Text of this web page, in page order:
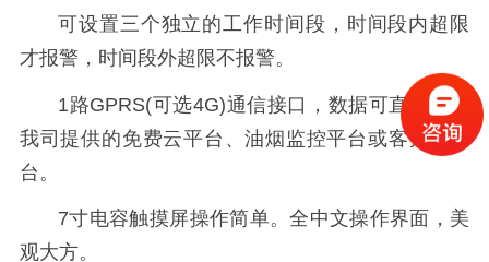
可设置三个独立的工作时间段，时间段内超限
才报警，时间段外超限不报警。
1路GPRS(可选4G)通信接口，数据可直接上传
我司提供的免费云平台、油烟监控平台或客户的平
台。
7寸电容触摸屏操作简单。全中文操作界面，美
观大方。